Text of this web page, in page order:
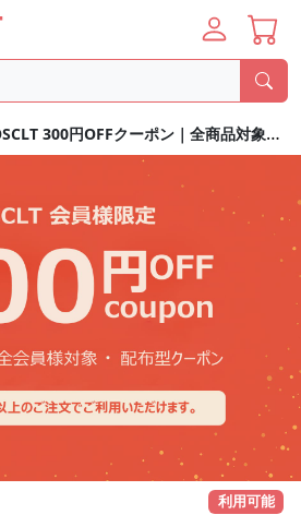
300円OFFクーポン｜全商品対象・1万円以上
利用可能